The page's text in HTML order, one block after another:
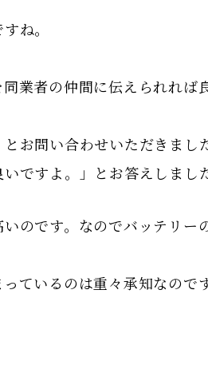
ね。
業者の仲間に伝えられれば
お問い合わせいただきました
ですよ。」とお答えしました
のです。なのでバッテリー
ているのは重々承知なので